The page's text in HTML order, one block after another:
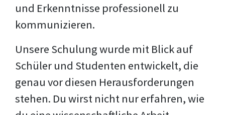
und Erkenntnisse professionell zu
kommunizieren.
Unsere Schulung wurde mit Blick auf
Schüler und Studenten entwickelt, die
genau vor diesen Herausforderungen
stehen. Du wirst nicht nur erfahren, wie